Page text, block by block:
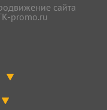
сайта
promo.ru